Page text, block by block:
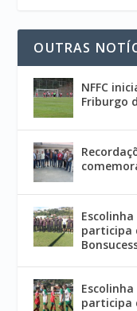
OUTRAS
NFFC
Friburgo
participa
participa